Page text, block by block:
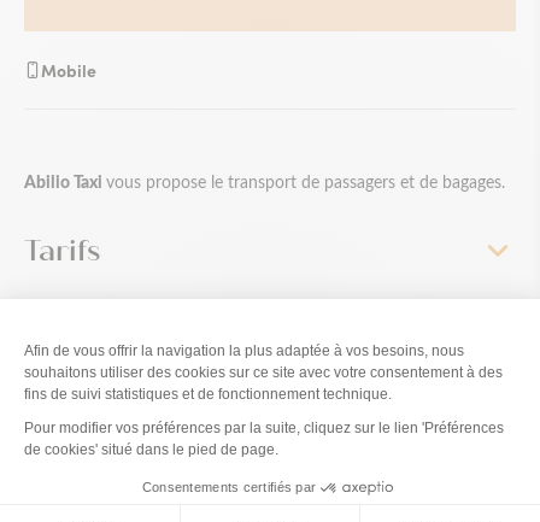
Abilio Taxi vous propose le transport de passagers et de bagages.
Tarifs
Mobile
Ce contenu vous a été utile ?
Ce contenu vous a été utile
Ce contenu ne vous a pas été utile